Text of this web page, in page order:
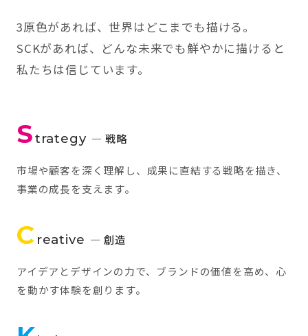
3原色があれば、世界はどこまでも描ける。
SCKがあれば、どんな未来でも鮮やかに描けると
私たちは信じています。
Strategy — 戦略
市場や顧客を深く理解し、成果に直結する戦略を描き、
事業の成長を支えます。
C reative — 創造
アイデアとデザインの力で、ブランドの価値を高め、心
を動かす体験を創ります。